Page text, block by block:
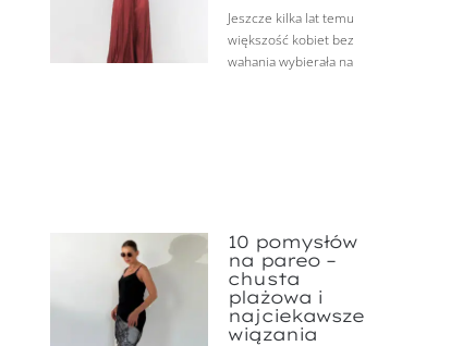
Jeszcze kilka lat temu
większość kobiet bez
wahania wybierała na
10 pomysłów
na pareo –
chusta
plażowa i
najciekawsze
wiązania